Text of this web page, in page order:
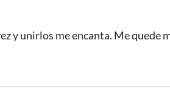
y unirlos me encanta. Me quede